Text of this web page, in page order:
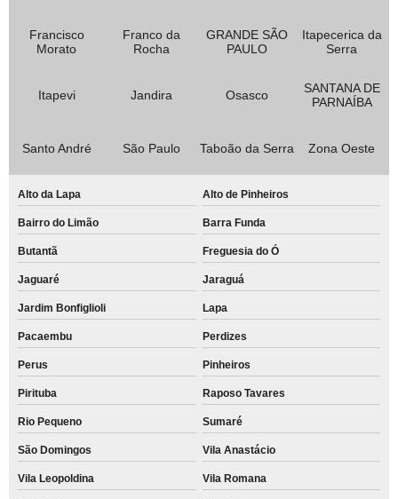
Francisco
Morato
Franco da
Rocha
GRANDE SÃO
PAULO
Itapecerica da
Serra
Itapevi Jandira Osasco
SANTANA DE
PARNAÍBA
Santo André São Paulo Taboão da Serra Zona Oeste
Alto da Lapa Alto de Pinheiros
Bairro do Limão Barra Funda
Butantã Freguesia do Ó
Jaguaré Jaraguá
Jardim Bonfiglioli Lapa
Pacaembu Perdizes
Perus Pinheiros
Pirituba Raposo Tavares
Rio Pequeno Sumaré
São Domingos Vila Anastácio
Vila Leopoldina Vila Romana